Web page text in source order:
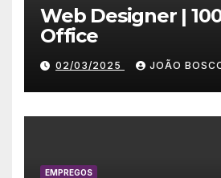
Web Designer |
Office
02/03/2025 JOÃO
EMPREGOS